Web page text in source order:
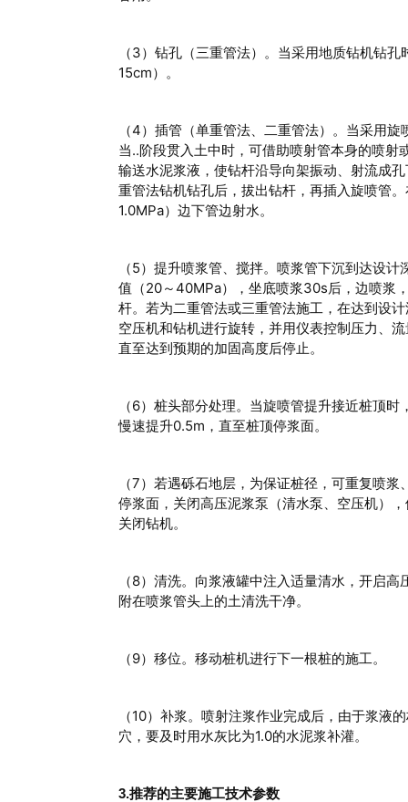
（3）钻孔（三重管法）。当采用地质钻机钻
15cm）。
（4）插管（单重管法、二重管法）。当采用
当..阶段贯入土中时，可借助喷射管本身的喷
输送水泥浆液，使钻杆沿导向架振动、射流成
重管法钻机钻孔后，拔出钻杆，再插入旋喷管
1.0MPa）边下管边射水。
（5）提升喷浆管、搅拌。喷浆管下沉到达设
值（20～40MPa），坐底喷浆30s后，边喷浆
杆。若为二重管法或三重管法施工，在达到设
空压机和钻机进行旋转，并用仪表控制压力、
直至达到预期的加固高度后停止。
（6）桩头部分处理。当旋喷管提升接近桩顶
慢速提升0.5m，直至桩顶停浆面。
（7）若遇砾石地层，为保证桩径，可重复喷
停浆面，关闭高压泥浆泵（清水泵、空压机）
关闭钻机。
（8）清洗。向浆液罐中注入适量清水，开启
附在喷浆管头上的土清洗干净。
（9）移位。移动桩机进行下一根桩的施工。
（10）补浆。喷射注浆作业完成后，由于浆液
穴，要及时用水灰比为1.0的水泥浆补灌。
3.推荐的主要施工技术参数